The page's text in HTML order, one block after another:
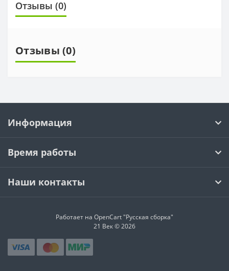
Отзывы (0)
Отзывы (0)
Информация
Время работы
Наши контакты
Работает на OpenCart "Русская сборка"
21 Век © 2026